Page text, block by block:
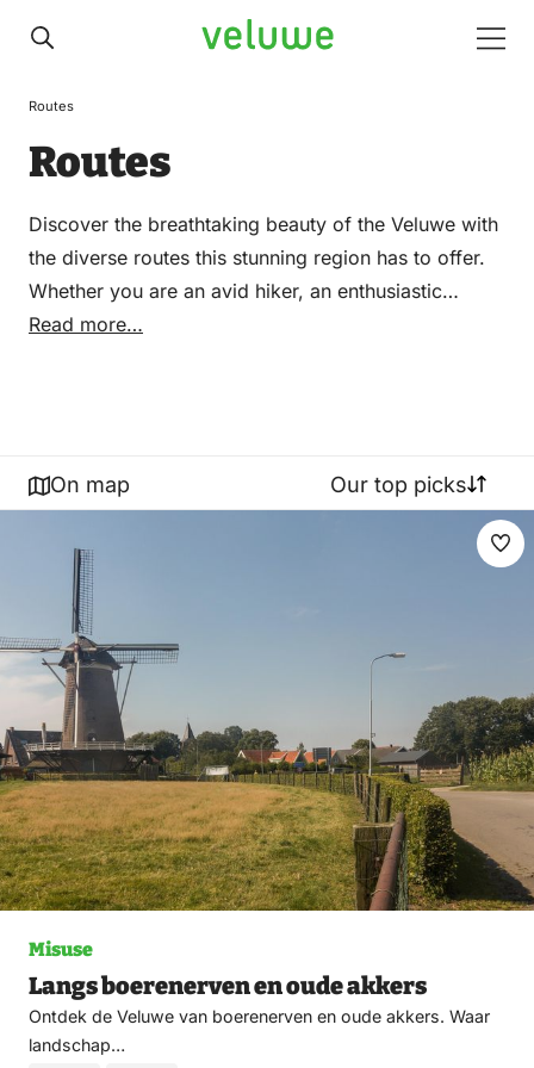
Veluwe
Routes
Routes
Discover the breathtaking beauty of the Veluwe with
the diverse routes this stunning region has to offer.
Whether you are an avid hiker, an enthusiastic
cyclist, or a passionate horse rider, the Veluwe has
With an abundance of natural splendor and
opportunities for adventure, the routes in the Veluwe
invite you to embark on a journey of discovery and
experience the diversity of this unique region. Check
out walking routes and cycling routes
Read more…
On map Our top picks
Misuse
Langs boerenerven en oude akkers
Ontdek de Veluwe van boerenerven en oude akkers. Waar
landschap…